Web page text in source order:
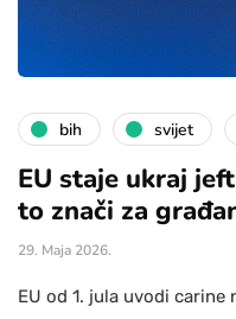
bih svijet
EU staje ukraj
to znači za
29. Maja 2026.
EU od 1. jula uvodi carine